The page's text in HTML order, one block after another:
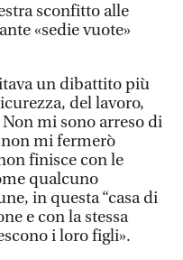
sconfitto alle
«sedie vuote»
un dibattito più
del lavoro,
mi sono arreso di
mi fermerò
finisce con le
qualcuno
in questa “casa di
e con la stessa
i loro figli».